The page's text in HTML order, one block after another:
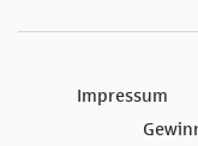
Impressum